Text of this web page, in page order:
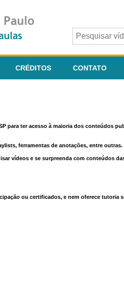
CRÉDITOS CONTATO
para ter acesso à maioria dos conteúdos
ferramentas de anotações, entre
vídeos e se surpreenda com conteúdos
ou certificados, e nem oferece